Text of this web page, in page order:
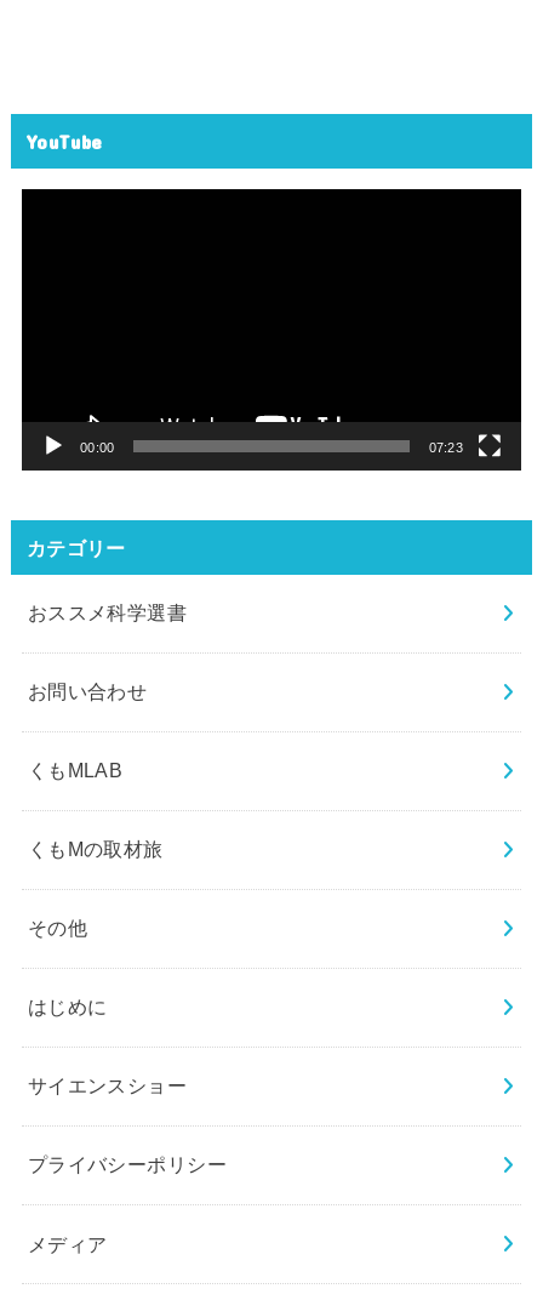
YouTube
00:00 07:23
カテゴリー
おススメ科学選書
お問い合わせ
くもMLAB
くもMの取材旅
その他
はじめに
サイエンスショー
プライバシーポリシー
メディア